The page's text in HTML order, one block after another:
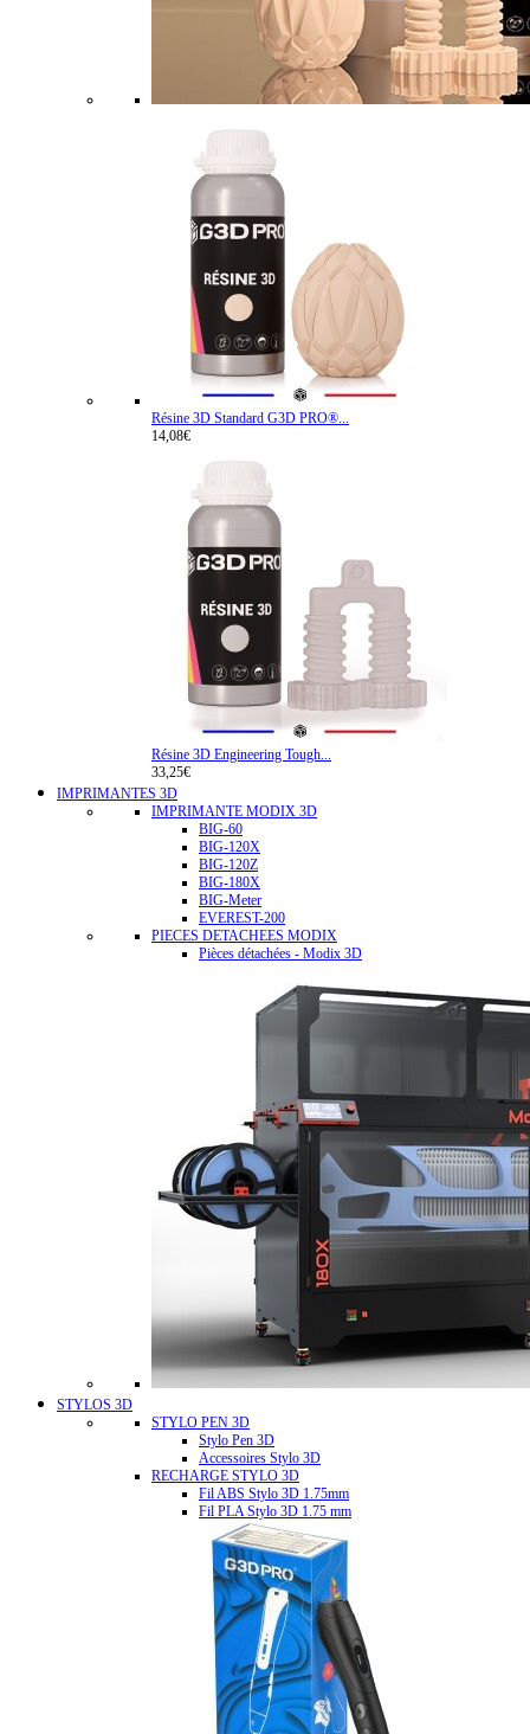
Résine 3D Standard G3D PRO®...
14,08€
Résine 3D Engineering Tough...
33,25€
IMPRIMANTES 3D
IMPRIMANTE MODIX 3D
BIG-60
BIG-120X
BIG-120Z
BIG-180X
BIG-Meter
EVEREST-200
PIECES DETACHEES MODIX
Pièces détachées - Modix 3D
STYLOS 3D
STYLO PEN 3D
Stylo Pen 3D
Accessoires Stylo 3D
RECHARGE STYLO 3D
Fil ABS Stylo 3D 1.75mm
Fil PLA Stylo 3D 1.75 mm